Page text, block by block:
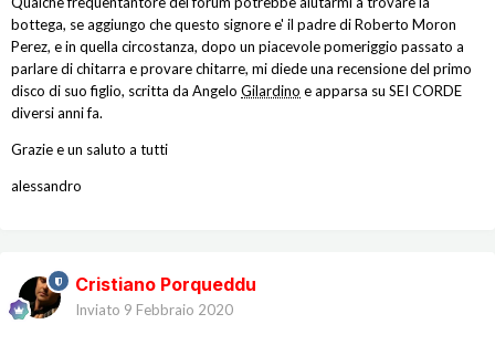
bottega, se aggiungo che questo signore e' il padre di Roberto Moron
Perez, e in quella circostanza, dopo un piacevole pomeriggio passato a
parlare di chitarra e provare chitarre, mi diede una recensione del primo
disco di suo figlio, scritta da Angelo Gilardino e apparsa su SEI CORDE
diversi anni fa.
Grazie e un saluto a tutti
alessandro
Cristiano Porqueddu
Inviato 9 Febbraio 2020